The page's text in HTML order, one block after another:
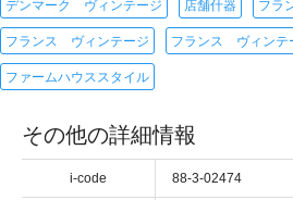
デンマーク ヴィンテージ 店舗什器 フラ
フランス ヴィンテージ フランス ヴィン
ファームハウススタイル
その他の詳細情報
i-code 88-3-02474